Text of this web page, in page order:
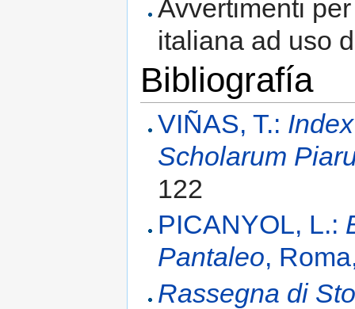
Avvertimenti
italiana ad uso
Bibliografía
VIÑAS, T.:
Scholarum
122
PICANYOL, L.:
Pantaleo,
Rassegna di